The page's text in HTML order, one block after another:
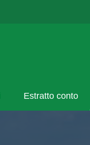
Estratto conto